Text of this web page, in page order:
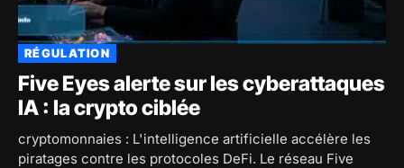
RÉGULATION
Five Eyes alerte sur les cyberattaques
IA : la crypto ciblée
cryptomonnaies : L'intelligence artificielle accélère les
piratages contre les protocoles DeFi. Le réseau Five